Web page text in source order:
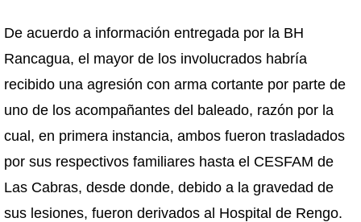
De acuerdo a información entregada por la BH
Rancagua, el mayor de los involucrados habría
recibido una agresión con arma cortante por parte de
uno de los acompañantes del baleado, razón por la
cual, en primera instancia, ambos fueron trasladados
por sus respectivos familiares hasta el CESFAM de
Las Cabras, desde donde, debido a la gravedad de
sus lesiones, fueron derivados al Hospital de Rengo.